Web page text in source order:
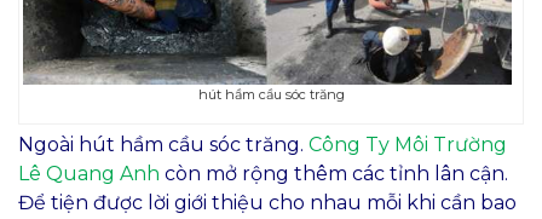
hút hầm cầu sóc trăng
Ngoài hút hầm cầu sóc trăng. Công Ty Môi Trường
Lê Quang Anh còn mở rộng thêm các tỉnh lân cận.
Để tiện được lời giới thiệu cho nhau mỗi khi cần bao